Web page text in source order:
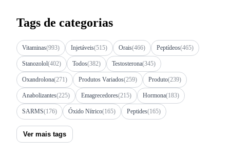
Tags de categorias
Vitaminas(993) Injetáveis(515) Orais(466) Peptídeos(465)
Stanozolol(402) Todos(382) Testosterona(345)
Oxandrolona(271) Produtos Variados(259) Produto(239)
Anabolizantes(225) Emagrecedores(215) Hormona(183)
SARMS(176) Óxido Nítrico(165) Peptides(165)
Ver mais tags